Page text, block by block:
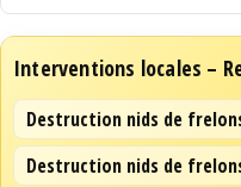
Interventions locales –
Destruction nids de
Destruction nids de